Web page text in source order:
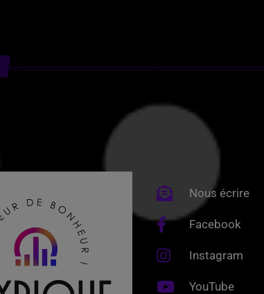
Nous écrire
Facebook
Instagram
YouTube